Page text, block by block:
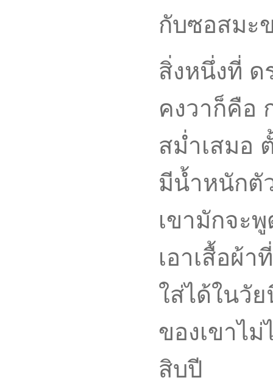
กับซอสมะ
สิ่งหนึ่งที่ ด
คงวาก็คือ
สม่ำเสมอ
มีน้ำหนักตั
เขามักจะ
เอาเสื้อผ้
ใส่ได้ในวั
ของเขาไ
สิบปี